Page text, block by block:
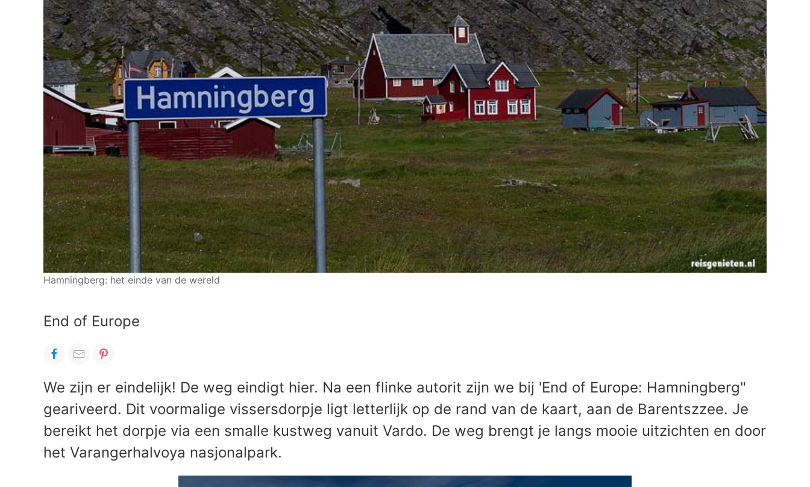
Hamningberg: het einde van de wereld
End of Europe
We zijn er eindelijk! De weg eindigt hier. Na een flinke autorit zijn we bij 'End of Europe: Hamningberg"
geariveerd. Dit voormalige vissersdorpje ligt letterlijk op de rand van de kaart, aan de Barentszzee. Je
bereikt het dorpje via een smalle kustweg vanuit Vardo. De weg brengt je langs mooie uitzichten en door
het Varangerhalvoya nasjonalpark.